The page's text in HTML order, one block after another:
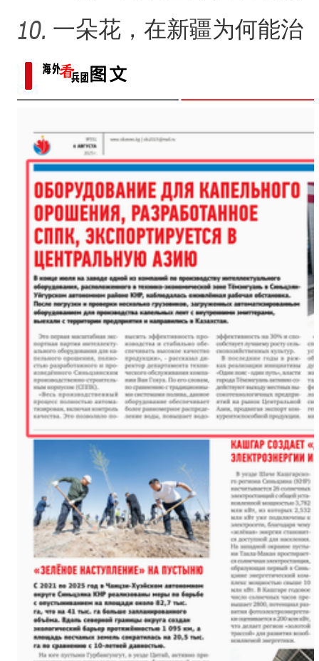
海外华文媒体打卡新疆喀什
金秋时节丰收忙 万亩
统符号与技艺
一朵花，在新疆为何能治
沙又致富？